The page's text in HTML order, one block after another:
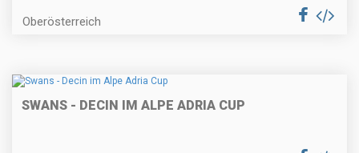
Oberösterreich
SWANS - DECIN IM ALPE ADRIA CUP